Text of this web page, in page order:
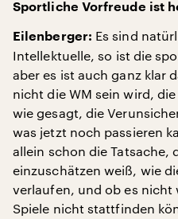
Sportliche Vorfreude ist
Eilenberger: Es sind
Intellektuelle, so ist die
aber es ist auch ganz klar
nicht die WM sein wird,
wie gesagt, die
was jetzt noch passieren
allein schon die Tatsache,
einzuschätzen weiß, wie
verlaufen, und ob es nicht
Spiele nicht stattfinden